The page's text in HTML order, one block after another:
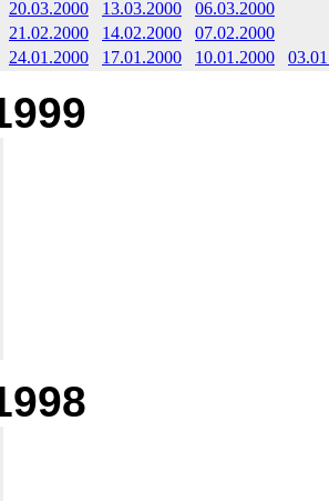
20.03.2000 13.03.2000
06.03.2000
21.02.2000 14.02.2000
07.02.2000
24.01.2000 17.01.2000 10.01.2000